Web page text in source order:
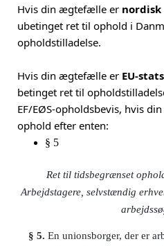
Hvis din ægtefælle er
ubetinget ret til ophold i
opholdstilladelse.
Hvis din ægtefælle er EU-
betinget ret til
EF/EØS-opholdsbevis, hvis
ophold efter enten:
§ 5
Ret til tidsbegrænset
Arbejdstagere, selvstændig
§ 5. En unionsborger, der er